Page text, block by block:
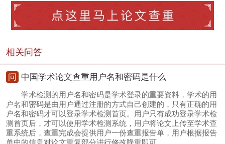
相关问答
问 中国学术论文查重用户名和密码是什么
学术检测的用户名和密码是学术登录的重要资料，学术的用
户名和密码是由用户通过注册的方式自己创建的，只有正确的用
户名和密码才可以登录学术检测首页。用户只有成功登录学术检
测首页后，才可以使用学术检测系统，用户将论文上传至学术查
重系统后，查重完成会提供用户一份查重报告单，用户根据报告
单中的信息对论文重复部分进行修改降重即可。